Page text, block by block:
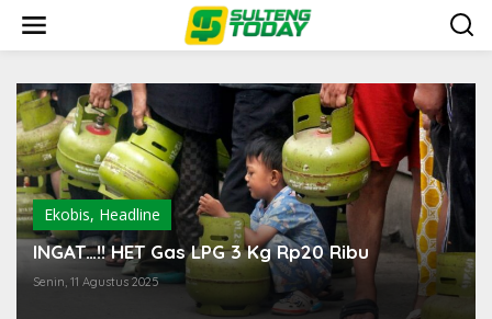
konten
Ekobis, Headline
INGAT…!! HET Gas LPG 3 Kg Rp20 Ribu
Senin, 11 Agustus 2025